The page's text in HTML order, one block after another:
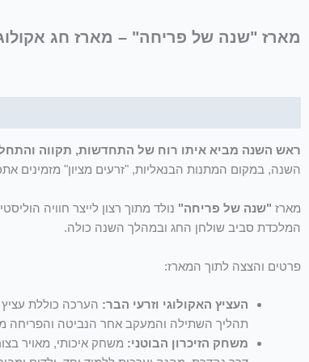
מארז "שנה של פריחה" – מארז חג
ראש השנה מביא איתו רוח של התחדשות, תקווה
השנה, במקום המתנות הבנאליות, "זרעים מציון" מזמינים
מארז "שנה של פריחה" נולד מתוך רצון לייצר חוויה
המלכדת סביב שולחן החג ובמהלך השנה כולה.
פרטים והצצה לתוך המארז:
העציץ האקולוגי וזרעי הבר: הערכה כוללת
תהליך השתילה והמעקב אחר הנביטה והפריחה
משחק הזיכרון הבוטני: משחק איכותי, מאויר